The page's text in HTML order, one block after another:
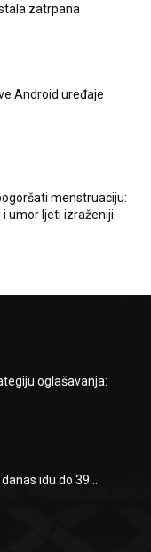
zatrpana
Android uređaje
menstruaciju:
i umor ljeti izraženiji
oglašavanja:
idu do 39...